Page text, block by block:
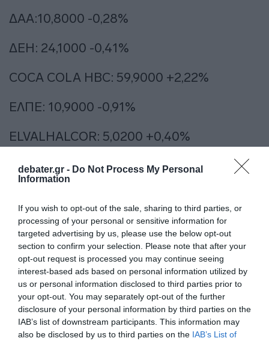
debater.gr - Do Not Process My Personal
Information
If you wish to opt-out of the sale, sharing to third parties, or
processing of your personal or sensitive information for
targeted advertising by us, please use the below opt-out
section to confirm your selection. Please note that after your
opt-out request is processed you may continue seeing
interest-based ads based on personal information utilized by
us or personal information disclosed to third parties prior to
your opt-out. You may separately opt-out of the further
disclosure of your personal information by third parties on the
IAB’s list of downstream participants. This information may
also be disclosed by us to third parties on the IAB’s List of
ΔΑΑ:10,8000 -0,28%
ΔΕΗ: 24,1000 -0,41%
COCA COLA HBC: 59,9000 +2,22%
ΕΛΠΕ: 10,9000 -0,91%
ELVALHALCOR: 5,0200 +0,40%
ΕΘΝΙΚΗ: 15,6800 -1,72%
EUROBANK: 4,3200 -1,89%
LAMDA DEVELOPMENT: 6,8000 -1,73%
MOTOR OIL: 42,5800 -1,66%
JUMBO: 23,2400 -0,34%